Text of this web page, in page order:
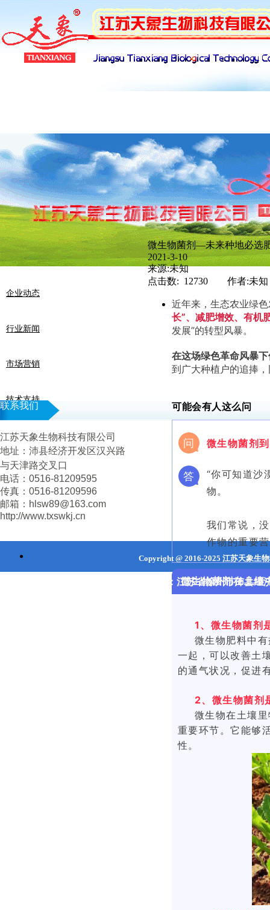
新闻分类
联系我们
江苏天象生物科技有限公司
地址： 沛县经济开发区汉兴路
与天津路交叉口
电话：0516-81209595
传真：0516-81209596
邮箱：hlsw89@163.com
http://www.txswkj.cn
企业动态
行业新闻
市场营销
技术支持
微生物菌剂—未来种地必选
2021-3-10
来源:未知
点击数: 12730 作者:未知
近年来，生态农业绿
长”、减肥增效、有机
发展”的转型风暴。
在这场绿色革命风暴
到广大种植户的追捧
可能会有人这么问
问 微生物菌剂
答
“你可知道沙
物。
我们常说，
作物的重要
微生物菌剂在土壤
1、微生物菌剂
微生物肥料中
一起，可以改善土
的通气状况，促进
2、微生物菌剂
微生物在土壤
重要环节。它能够
性。
Copyright @ 2016-2025江苏天象生
联系地址：江苏省徐州市沛县经